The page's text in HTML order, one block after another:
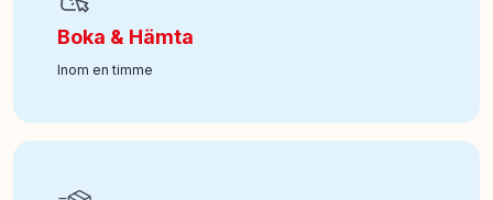
Art nr:118-6075757
Boka & Hämta
Inom en timme